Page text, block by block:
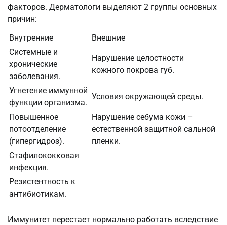
факторов. Дерматологи выделяют 2 группы основных
причин:
Внутренние
Внешние
Системные и
хронические
заболевания.
Нарушение целостности
кожного покрова губ.
Угнетение иммунной
функции организма.
Условия окружающей среды.
Повышенное
потоотделение
(гипергидроз).
Нарушение себума кожи –
естественной защитной сальной
пленки.
Стафилококковая
инфекция.
Резистентность к
антибиотикам.
Иммунитет перестает нормально работать вследствие